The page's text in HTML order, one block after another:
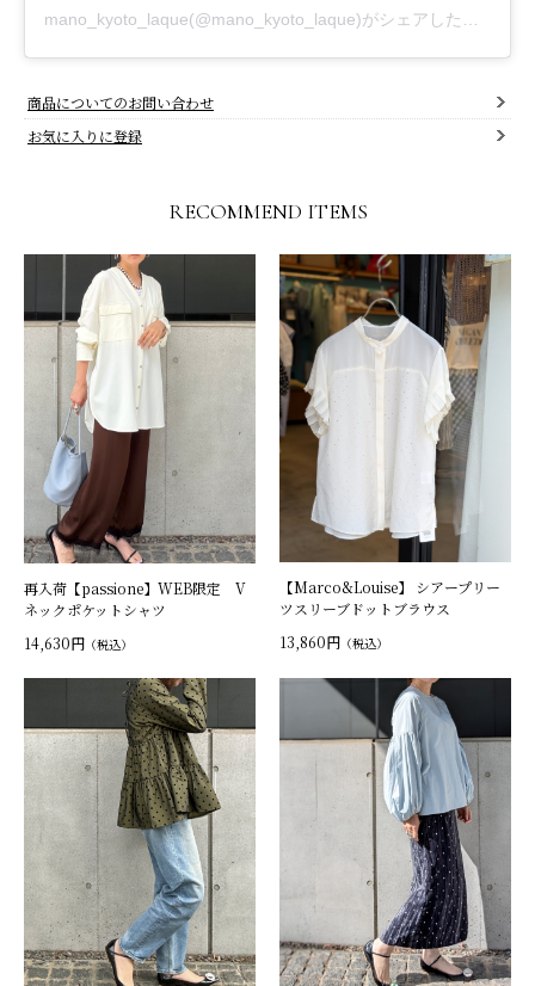
商品についてのお問い合わせ
お気に入りに登録
RECOMMEND ITEMS
再入荷【passione】WEB限定 V
ネックポケットシャツ
14,630円 （税込）
【Marco&Louise】 シアープリー
ツスリーブドットブラウス
13,860円 （税込）